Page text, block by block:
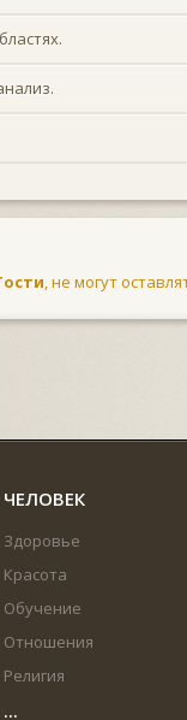
, не могут
ЧЕЛОВЕК
Здоровье
Красота
Обучение
Отношения
Религия
...